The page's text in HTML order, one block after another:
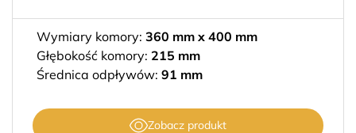
Wymiary komory: 360 mm x 400 mm
Głębokość komory: 215 mm
Średnica odpływów: 91 mm
Zobacz produkt